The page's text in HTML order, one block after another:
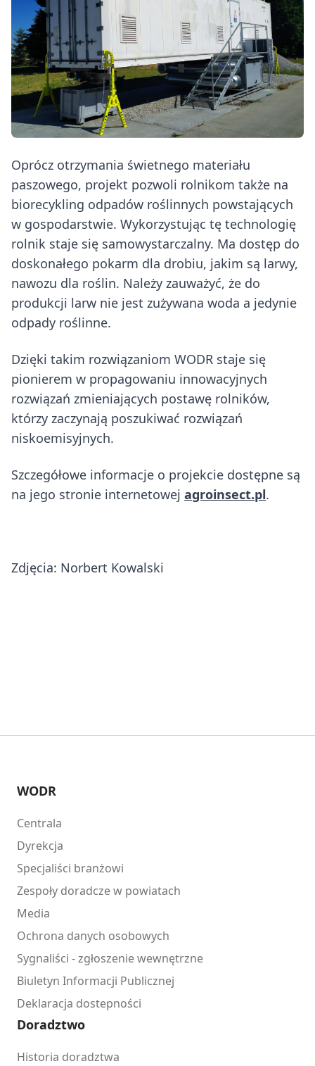
Oprócz otrzymania świetnego materiału
paszowego, projekt pozwoli rolnikom także na
biorecykling odpadów roślinnych powstających
w gospodarstwie. Wykorzystując tę technologię
rolnik staje się samowystarczalny. Ma dostęp do
doskonałego pokarm dla drobiu, jakim są larwy,
nawozu dla roślin. Należy zauważyć, że do
produkcji larw nie jest zużywana woda a jedynie
odpady roślinne.
Dzięki takim rozwiązaniom WODR staje się
pionierem w propagowaniu innowacyjnych
rozwiązań zmieniających postawę rolników,
którzy zaczynają poszukiwać rozwiązań
niskoemisyjnych.
Szczegółowe informacje o projekcie dostępne są
na jego stronie internetowej agroinsect.pl.
Zdjęcia: Norbert Kowalski
WODR
Centrala
Dyrekcja
Specjaliści branżowi
Zespoły doradcze w powiatach
Media
Ochrona danych osobowych
Sygnaliści - zgłoszenie wewnętrzne
Biuletyn Informacji Publicznej
Deklaracja dostepności
Doradztwo
Historia doradztwa